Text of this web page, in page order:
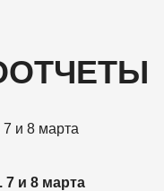
7 и 8 марта